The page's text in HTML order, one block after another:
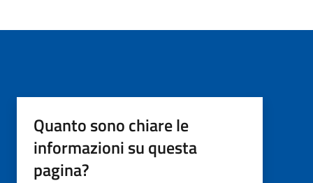
Quanto sono chiare le
informazioni su questa
pagina?